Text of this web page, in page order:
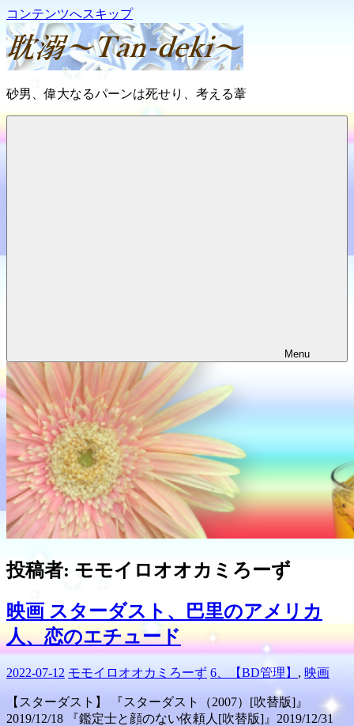
コンテンツへスキップ
耽
砂男、偉大なるパーンは死せり、考える葦
Menu
投稿者: モモイロオオカミろーず
映画 スターダスト、巴里のアメリカ
人、恋のエチュード
2022-07-12 モモイロオオカミろーず 6、【BD管理】 , 映画
【スターダスト】 『スターダスト（2007）[吹替版]』
2019/12/18 『鑑定士と顔のない依頼人[吹替版]』2019/12/31